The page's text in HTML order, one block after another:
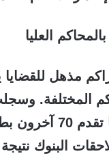
العليا
أمام المحاكم
المحكمة
البنوك